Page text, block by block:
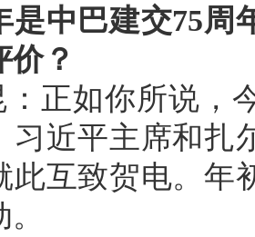
是中巴建交75周
价？
：正如你所说，
习近平主席和扎
此互致贺电。年